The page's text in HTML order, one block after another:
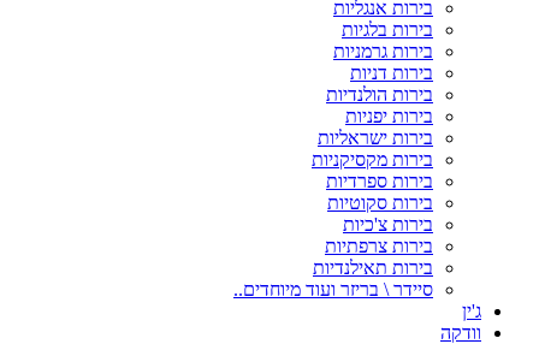
בירות אנגליות
בירות בלגיות
בירות גרמניות
בירות דניות
בירות הולנדיות
בירות יפניות
בירות ישראליות
בירות מקסיקניות
בירות ספרדיות
בירות סקוטיות
בירות צ'כיות
בירות צרפתיות
בירות תאילנדיות
סיידר \ בריזר ועוד מיוחדים..
ג'ין
וודקה